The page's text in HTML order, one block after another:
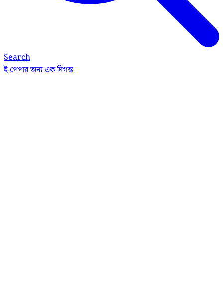
Search
ই-পেপারঅন্য এক দিগন্ত